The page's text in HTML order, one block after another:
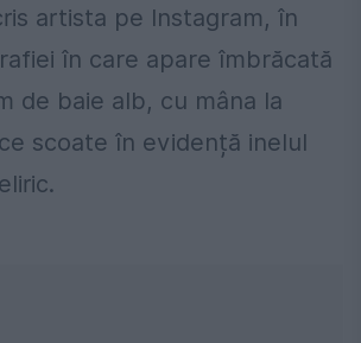
artista pe Instagram, în
în care apare îmbrăcată
de baie alb, cu mâna la
scoate în evidență inelul